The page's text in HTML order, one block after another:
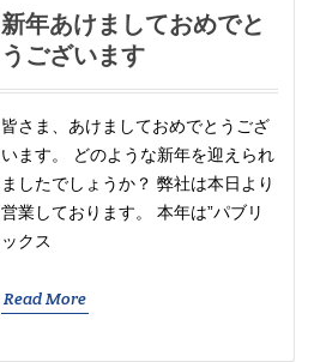
新年あけましておめでと
うございます
皆さま、あけましておめでとうござ
います。 どのような新年を迎えられ
ましたでしょうか？ 弊社は本日より
営業しております。 本年は”パブリ
ックス
Read More